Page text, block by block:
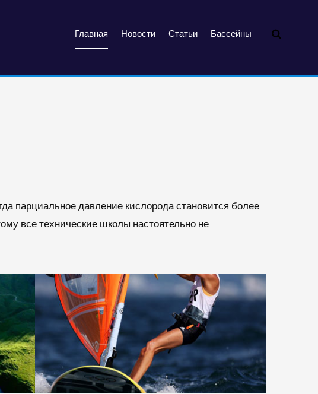
Главная Новости Статьи Бассейны
парциальное давление кислорода становится более
все технические школы настоятельно не